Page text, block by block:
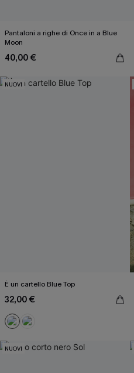
Pantaloni a righe di Once in a Blue
Moon
40,00 €
NUOVI
È un cartello Blue Top
32,00 €
NUOVI